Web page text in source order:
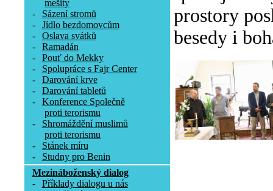
mešity
-
Sázení stromů
-
Jídlo bezdomovcům
-
Oslava svátků
-
Ramadán
-
Pouť do Mekky
-
Spolupráce s Fajr Center
-
Darování krve
-
Darování tabletů
-
Konference Společně
proti terorismu
-
Shromáždění muslimů
proti terorismu
-
Stánek míru
-
Studny pro Benin
Mezináboženský dialog
-
Příklady dialogu u nás
prostory
besedy i